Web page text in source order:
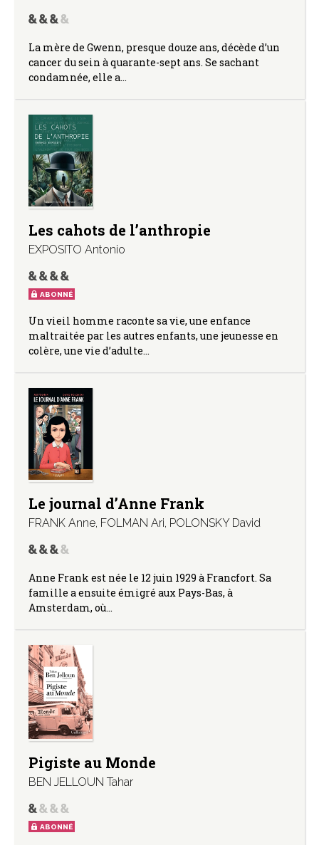
La mère de Gwenn, presque douze ans, décède d’un
cancer du sein à quarante-sept ans. Se sachant
condamnée, elle a…
Les cahots de l’anthropie
EXPOSITO Antonio
ABONNÉ
Un vieil homme raconte sa vie, une enfance
maltraitée par les autres enfants, une jeunesse en
colère, une vie d’adulte…
Le journal d’Anne Frank
FRANK Anne, FOLMAN Ari, POLONSKY David
Anne Frank est née le 12 juin 1929 à Francfort. Sa
famille a ensuite émigré aux Pays-Bas, à
Amsterdam, où…
Pigiste au Monde
BEN JELLOUN Tahar
ABONNÉ